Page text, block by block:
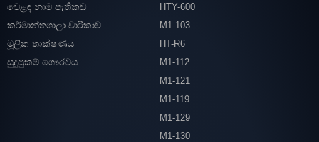
වෙළඳ නාම පැතිකඩ
කර්මාන්තශාලා චාරිකාව
මූලික තාක්ෂණය
සුදුසුකම් ගෞරවය
HTY-600
M1-103
HT-R6
M1-112
M1-121
M1-119
M1-129
M1-130